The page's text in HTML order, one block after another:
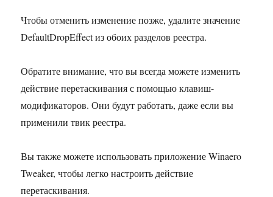
Чтобы отменить изменение позже, удалите значение
DefaultDropEffect из обоих разделов реестра.
Обратите внимание, что вы всегда можете изменить
действие перетаскивания с помощью клавиш-
модификаторов. Они будут работать, даже если вы
применили твик реестра.
Вы также можете использовать приложение Winaero
Tweaker, чтобы легко настроить действие
перетаскивания.